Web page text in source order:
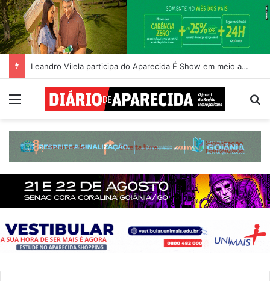
Leandro Vilela participa do Aparecida É Show em meio a ações de incentivo à cultura
Menu